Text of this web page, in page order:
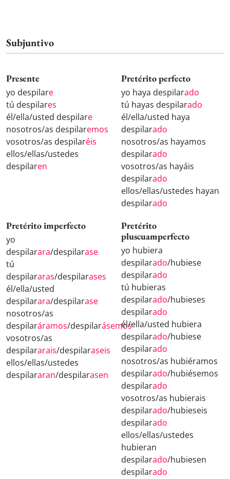
Subjuntivo
Presente
yo despilare
tú despilares
él/ella/usted despilare
nosotros/as despilaremos
vosotros/as despilaréis
ellos/ellas/ustedes
despilaren
Pretérito perfecto
yo haya despilarado
tú hayas despilarado
él/ella/usted haya
despilarado
nosotros/as hayamos
despilarado
vosotros/as hayáis
despilarado
ellos/ellas/ustedes hayan
despilarado
Pretérito imperfecto
yo
despilarara/despilarase
tú
despilararas/despilarases
él/ella/usted
despilarara/despilarase
nosotros/as
despilaráramos/despilarásemos
vosotros/as
despilararais/despilaraseis
ellos/ellas/ustedes
despilararan/despilarasen
Pretérito
pluscuamperfecto
yo hubiera
despilarado/hubiese
despilarado
tú hubieras
despilarado/hubieses
despilarado
él/ella/usted hubiera
despilarado/hubiese
despilarado
nosotros/as hubiéramos
despilarado/hubiésemos
despilarado
vosotros/as hubierais
despilarado/hubieseis
despilarado
ellos/ellas/ustedes
hubieran
despilarado/hubiesen
despilarado